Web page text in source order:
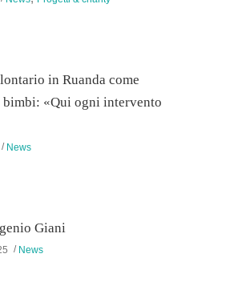
in Ruanda come
«Qui ogni intervento
News
Giani
News